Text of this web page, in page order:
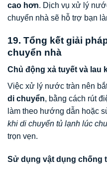
cao hơn. Dịch vụ xử lý
chuyển nhà sẽ hỗ trợ bạn
19. Tổng kết giải
chuyển nhà
Chủ động xả tuyết và lau
Việc xử lý nước tràn nên
di chuyển, bằng cách rút
làm theo hướng dẫn hoặc
khi di chuyển tủ lạnh lúc
trọn vẹn.
Sử dụng vật dụng chống